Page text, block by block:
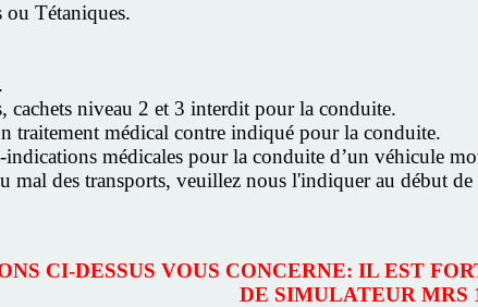
ou Tétaniques.
cachets niveau 2 et 3 interdit pour la conduite.
traitement médical contre indiqué pour la conduite.
indications médicales pour la conduite d’un véhicule
mal des transports, veuillez nous l'indiquer au début de
CI-DESSUS VOUS CONCERNE: IL EST
DE SIMULATEUR MRS